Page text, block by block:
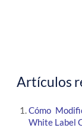
Artículos
Cómo
White Label